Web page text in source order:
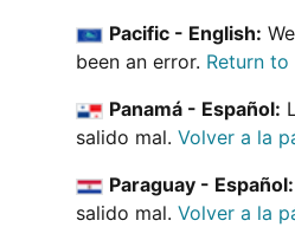
Pacific - English:
been an error. Return to
Panamá - Español:
salido mal. Volver a la
Paraguay - Español:
salido mal. Volver a la